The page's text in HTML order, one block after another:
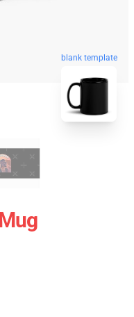
blank template